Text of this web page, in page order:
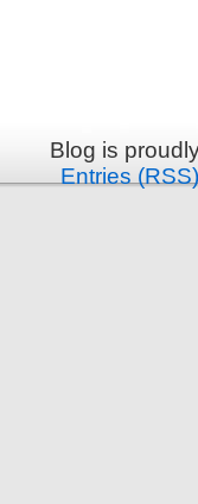
Blog is
Entries (RSS)